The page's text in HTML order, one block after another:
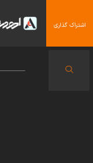
اشتراک گذاری